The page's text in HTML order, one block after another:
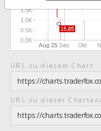
URL zu diesem Chart
URL zu dieser